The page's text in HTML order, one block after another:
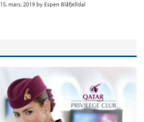
15. mars, 2019 by Espen Blåfjelldal